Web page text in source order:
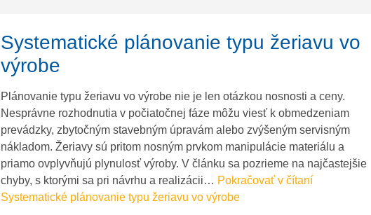
Systematické plánovanie typu žeriavu vo
výrobe
Plánovanie typu žeriavu vo výrobe nie je len otázkou nosnosti a ceny.
Nesprávne rozhodnutia v počiatočnej fáze môžu viesť k obmedzeniam
prevádzky, zbytočným stavebným úpravám alebo zvýšeným servisným
nákladom. Žeriavy sú pritom nosným prvkom manipulácie materiálu a
priamo ovplyvňujú plynulosť výroby. V článku sa pozrieme na najčastejšie
chyby, s ktorými sa pri návrhu a realizácii… Pokračovať v čítaní
Systematické plánovanie typu žeriavu vo výrobe